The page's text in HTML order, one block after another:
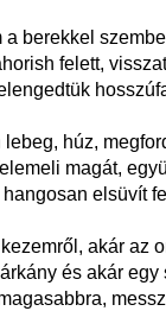
a berekkel
felett,
lebeg, húz,
magát,
elsüvít
akár az
és akár egy